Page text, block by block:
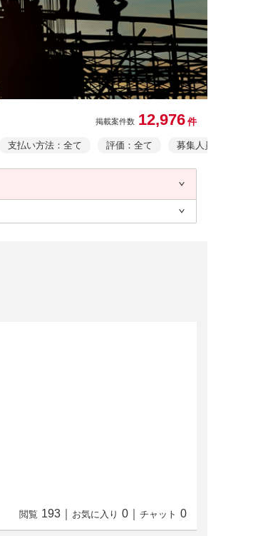
掲載案件数 12,976 件
支払い方法：全て 評価：全て 募集人員：全て
閲覧 193 お気に入り 0 チャット 0